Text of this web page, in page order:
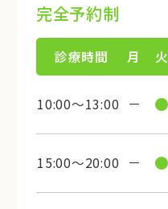
完全予約制
診療時間 月 火
10:00～13:00
15:00～20:00